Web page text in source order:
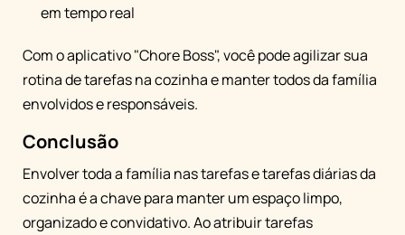
em tempo real
Com o aplicativo "Chore Boss", você pode agilizar sua
rotina de tarefas na cozinha e manter todos da família
envolvidos e responsáveis.
Conclusão
Envolver toda a família nas tarefas e tarefas diárias da
cozinha é a chave para manter um espaço limpo,
organizado e convidativo. Ao atribuir tarefas